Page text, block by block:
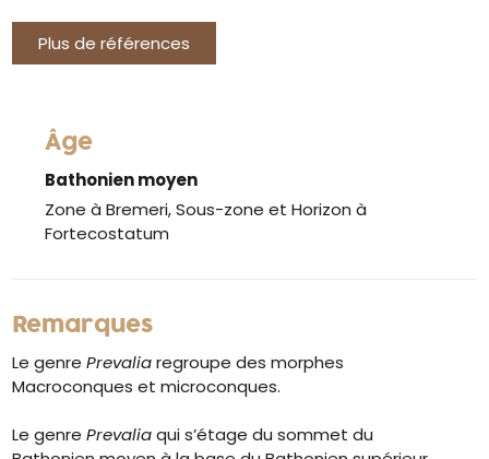
Plus de références
Âge
Bathonien moyen
Zone à Bremeri, Sous-zone et Horizon à
Fortecostatum
Remarques
Le genrePrevaliaregroupe des morphes
Macroconques et microconques.
Le genrePrevaliaqui s’étage du sommet du